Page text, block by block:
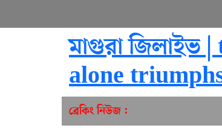
মাগুরা জিলাইভ
alone
ব্রেকিং নিউজ :